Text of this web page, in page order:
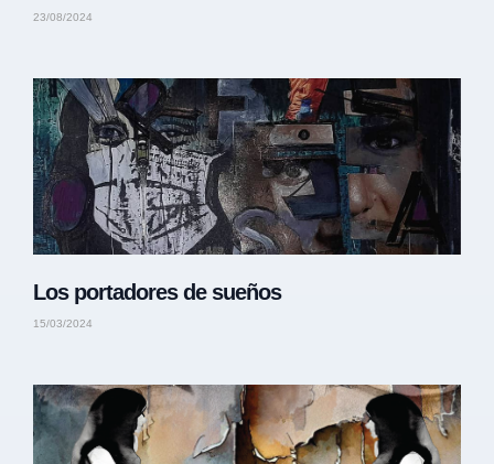
23/08/2024
Los portadores de sueños
15/03/2024